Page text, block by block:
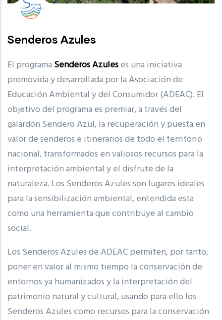
Senderos Azules
El programa Senderos Azuleses una iniciativa
promovida y desarrollada por la Asociación de
Educación Ambiental y del Consumidor (ADEAC). El
objetivo del programa es premiar, a través del
galardón Sendero Azul, la recuperación y puesta en
valor de senderos e itinerarios de todo el territorio
nacional, transformados en valiosos recursos para la
interpretación ambiental y el disfrute de la
naturaleza. Los Senderos Azules son lugares ideales
para la sensibilización ambiental, entendida esta
como una herramienta que contribuye al cambio
social.
Los Senderos Azules de ADEAC permiten, por tanto,
poner en valor al mismo tiempo la conservación de
entornos ya humanizados y la interpretación del
patrimonio natural y cultural, usando para ello los
Senderos Azules como recursos para la conservación